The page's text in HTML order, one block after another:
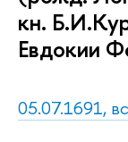
кн.
Евдокии
05.07.1691,